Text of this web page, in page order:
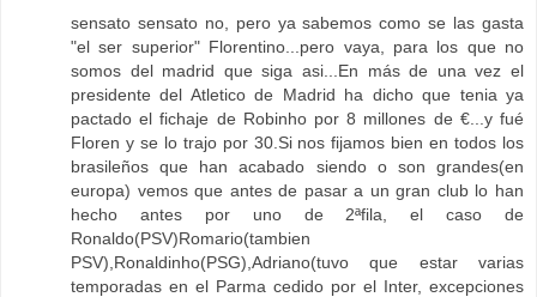
sensato sensato no, pero ya sabemos como se las gasta
"el ser superior" Florentino...pero vaya, para los que no
somos del madrid que siga asi...En más de una vez el
presidente del Atletico de Madrid ha dicho que tenia ya
pactado el fichaje de Robinho por 8 millones de €...y fué
Floren y se lo trajo por 30.Si nos fijamos bien en todos los
brasileños que han acabado siendo o son grandes(en
europa) vemos que antes de pasar a un gran club lo han
hecho antes por uno de 2ªfila, el caso de
Ronaldo(PSV)Romario(tambien
PSV),Ronaldinho(PSG),Adriano(tuvo que estar varias
temporadas en el Parma cedido por el Inter, excepciones